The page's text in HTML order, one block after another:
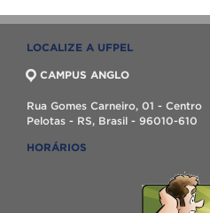
LOCALIZE A UFPEL
CAMPUS ANGLO
Rua Gomes Carneiro, 01 - Centro
Pelotas - RS, Brasil - 96010-610
HORÁRIOS